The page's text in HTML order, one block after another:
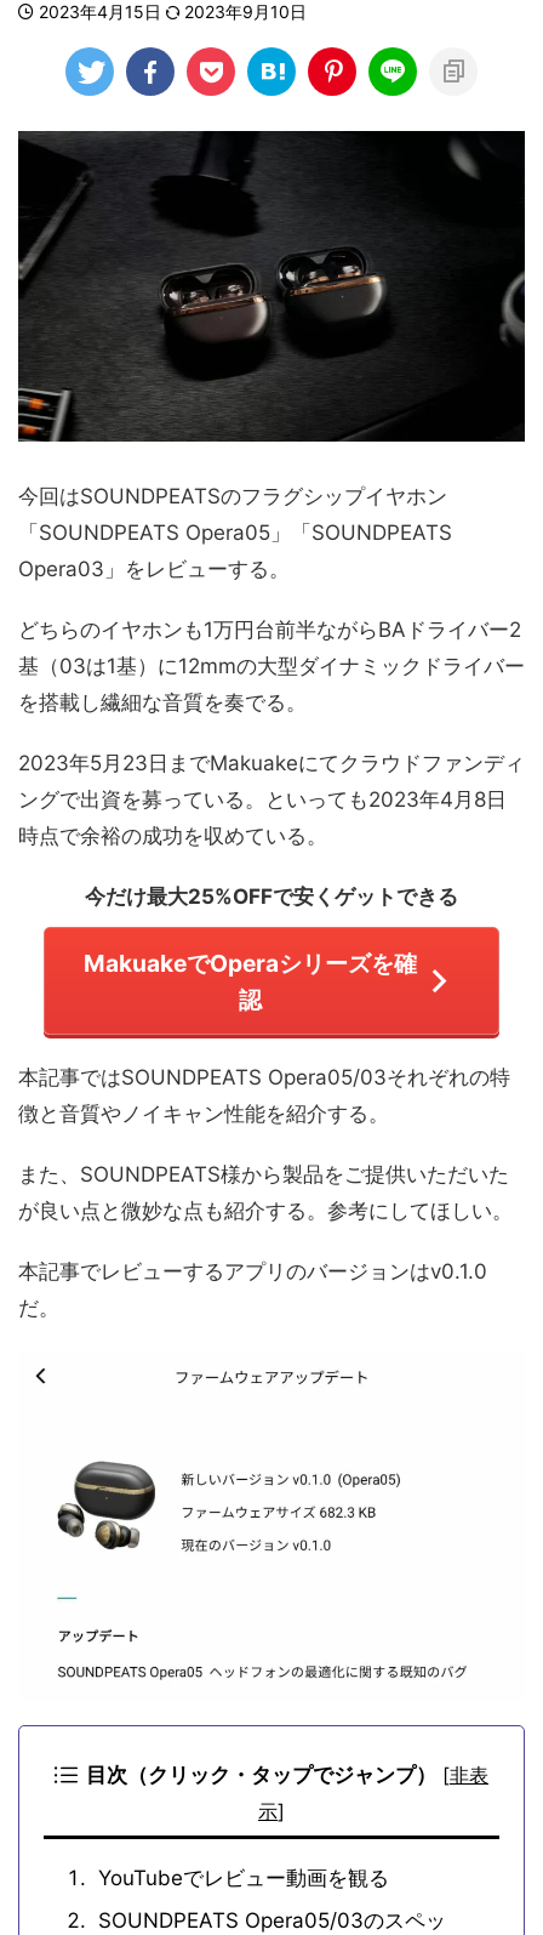
2023年4月15日 2023年9月10日
今回はSOUNDPEATSのフラグシップイヤホン
「SOUNDPEATS Opera05」「SOUNDPEATS
Opera03」をレビューする。
どちらのイヤホンも1万円台前半ながらBAドライバー2
基（03は1基）に12mmの大型ダイナミックドライバー
を搭載し繊細な音質を奏でる。
2023年5月23日までMakuakeにてクラウドファンディ
ングで出資を募っている。といっても2023年4月8日
時点で余裕の成功を収めている。
今だけ最大25%OFFで安くゲットできる
MakuakeでOperaシリーズを確
認
本記事ではSOUNDPEATS Opera05/03それぞれの特
徴と音質やノイキャン性能を紹介する。
また、SOUNDPEATS様から製品をご提供いただいた
が良い点と微妙な点も紹介する。参考にしてほしい。
本記事でレビューするアプリのバージョンはv0.1.0
だ。
目次（クリック・タップでジャンプ） [非表
示]
YouTubeでレビュー動画を観る
SOUNDPEATS Opera05/03のスペッ